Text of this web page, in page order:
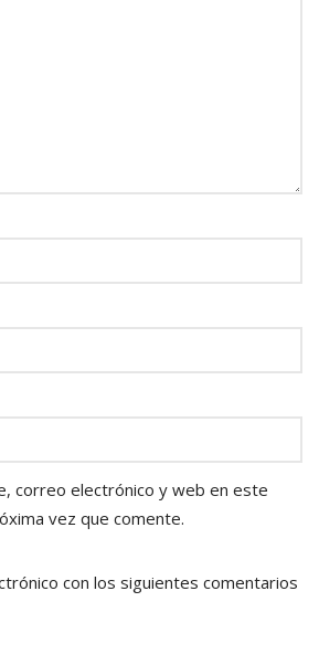
correo electrónico y web en este
vez que comente.
con los siguientes comentarios